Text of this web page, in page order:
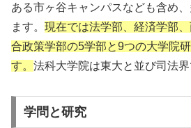
ある市ヶ谷キャンパスなども含め
ます。 現在では法学部、経済学部
合政策学部の5学部と9つの大学院
す。 法科大学院は東大と並び司法界
学問と研究